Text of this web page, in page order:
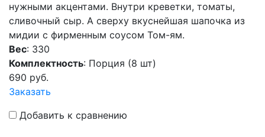
нужными акцентами. Внутри креветки, томаты,
сливочный сыр. А сверху вкуснейшая шапочка из
мидии с фирменным соусом Том-ям.
Вес: 330
Комплектность: Порция (8 шт)
690 руб.
Заказать
Добавить к сравнению